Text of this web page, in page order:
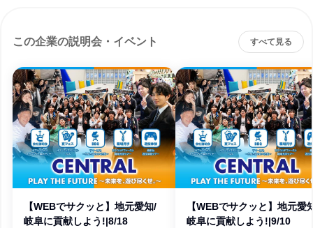
この企業の説明会・イベント すべて見る
【WEBでサクッと】地元愛知/
岐阜に貢献しよう!|8/18
【WEBでサクッと】地元愛
岐阜に貢献しよう!|9/10